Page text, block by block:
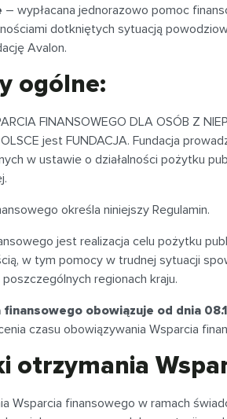
– wypłacana jednorazowo pomoc
dotkniętych sytuacją
Avalon.
ogólne:
FINANSOWEGO DLA OSÓB Z
jest FUNDACJA. Fundacja
w ustawie o działalności pożytku
określa niniejszy Regulamin.
jest realizacja celu pożytku
w tym pomocy w trudnej sytuacji
regionach kraju.
finansowego obowiązuje od dnia
czasu obowiązywania Wsparcia
otrzymania
Wsparcia finansowego w ramach